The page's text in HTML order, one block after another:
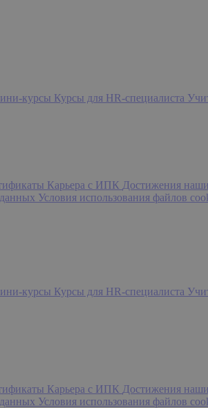
курсы Курсы для HR-специалиста
Карьера с ИПК Достижения
Условия использования файлов
курсы Курсы для HR-специалиста
Карьера с ИПК Достижения
Условия использования файлов